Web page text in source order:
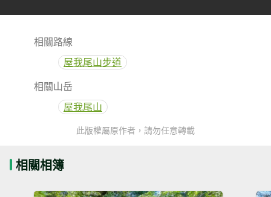
相關路線
屋我尾山步道
相關山岳
屋我尾山
此版權屬原作者，請勿任意轉載
相關相簿